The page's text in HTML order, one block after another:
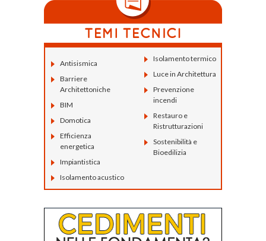
Antisismica
Barriere
Architettoniche
BIM
Domotica
Efficienza
energetica
Impiantistica
Isolamento acustico
Isolamento termico
Luce in Architettura
Prevenzione
incendi
Restauro e
Ristrutturazioni
Sostenibilità e
Bioedilizia